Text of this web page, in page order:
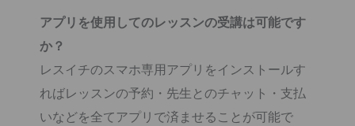
アプリを使用してのレッスンの受講は可能です
か？
レスイチのスマホ専用アプリをインストールす
ればレッスンの予約・先生とのチャット・支払
いなどを全てアプリで済ませることが可能で